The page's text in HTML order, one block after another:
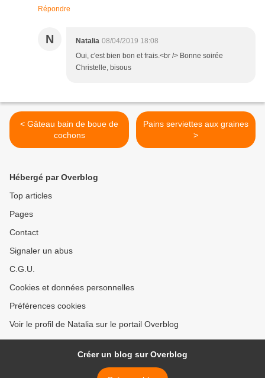
Répondre
N Natalia 08/04/2019 18:08
Oui, c'est bien bon et frais.<br /> Bonne soirée
Christelle, bisous
< Gâteau bain de boue de
cochons
Pains serviettes aux graines
>
Hébergé par Overblog
Top articles
Pages
Contact
Signaler un abus
C.G.U.
Cookies et données personnelles
Préférences cookies
Voir le profil de Natalia sur le portail Overblog
Créer un blog sur Overblog